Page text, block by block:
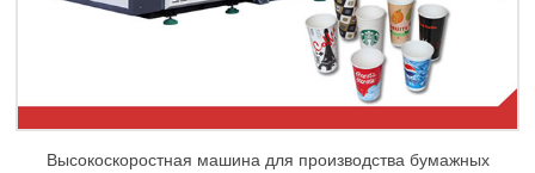
Высокоскоростная машина для производства бумажных